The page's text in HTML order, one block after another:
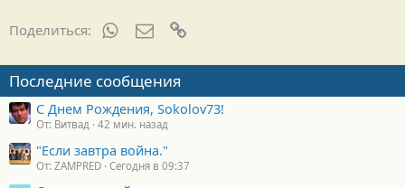
Поделиться: WhatsAppЭлектронная почта
Последние сообщения
С Днем Рождения, Sokolov73!
От: Витвад 42 мин. назад
"Если завтра война."
От: ZAMPRED Сегодня в 09:37